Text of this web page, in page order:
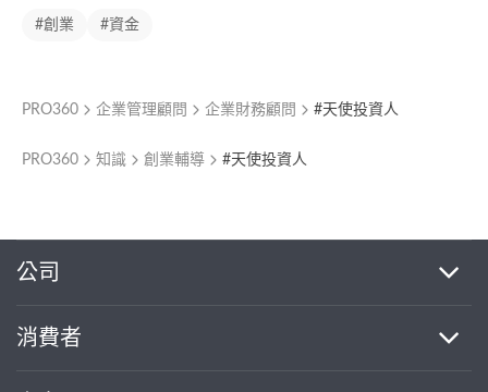
#創業 #資金
PRO360 企業管理顧問 企業財務顧問 #天使投資人
PRO360 知識 創業輔導 #天使投資人
公司
消費者
繼續完成